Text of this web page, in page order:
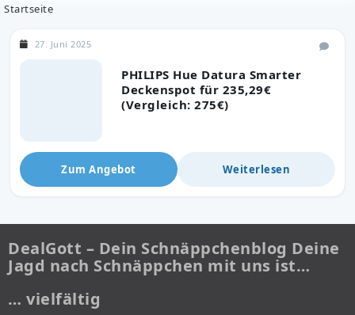
Startseite
PHILIPS Hue Datura Smarter
Deckenspot für 235,29€
(Vergleich: 275€)
27. Juni 2025
Zum Angebot Weiterlesen
DealGott – Dein Schnäppchenblog Deine
Jagd nach Schnäppchen mit uns ist…
… vielfältig